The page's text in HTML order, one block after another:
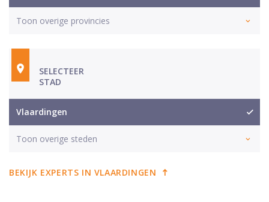
Toon overige provincies
SELECTEER
STAD
Vlaardingen
Toon overige steden
BEKIJK EXPERTS IN VLAARDINGEN